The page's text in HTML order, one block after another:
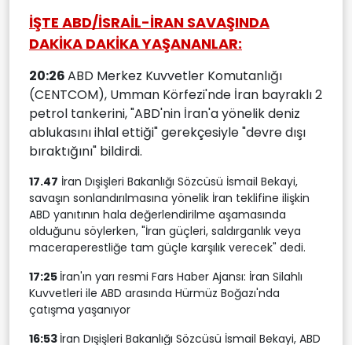
İŞTE ABD/İSRAİL-İRAN SAVAŞINDA
DAKİKA DAKİKA YAŞANANLAR:
20:26ABD Merkez Kuvvetler Komutanlığı
(CENTCOM), Umman Körfezi'nde İran bayraklı 2
petrol tankerini, "ABD'nin İran'a yönelik deniz
ablukasını ihlal ettiği" gerekçesiyle "devre dışı
bıraktığını" bildirdi.
17.47 İran Dışişleri Bakanlığı Sözcüsü İsmail Bekayi,
savaşın sonlandırılmasına yönelik İran teklifine ilişkin
ABD yanıtının hala değerlendirilme aşamasında
olduğunu söylerken, "İran güçleri, saldırganlık veya
maceraperestliğe tam güçle karşılık verecek" dedi.
17:25 İran'ın yarı resmi Fars Haber Ajansı: İran Silahlı
Kuvvetleri ile ABD arasında Hürmüz Boğazı'nda
çatışma yaşanıyor
16:53 İran Dışişleri Bakanlığı Sözcüsü İsmail Bekayi, ABD